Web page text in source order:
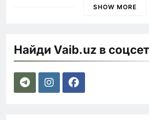
SHOW MORE
Найди Vaib.uz в